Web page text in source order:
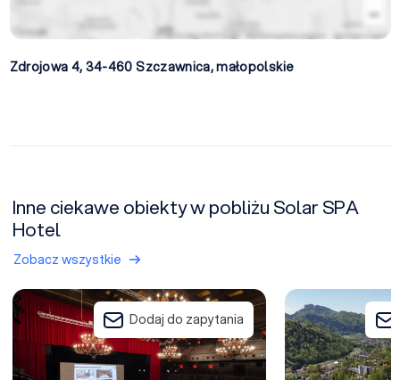
Zdrojowa 4, 34-460Szczawnica,małopolskie
Inne ciekawe obiekty w pobliżu Solar SPA
Hotel
Zobacz wszystkie
Centrum Eventowe Pieniny Dworek Gościnny
Dodaj do zapytania
Pieniny Grand